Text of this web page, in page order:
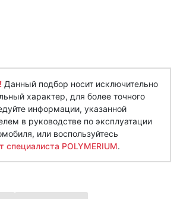
Данный подбор носит исключительно
характер, для более точного
информации, указанной
в руководстве по эксплуатации
или воспользуйтесь
специалиста POLYMERIUM.